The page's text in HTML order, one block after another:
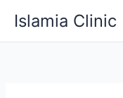
content
Islamia Clinic